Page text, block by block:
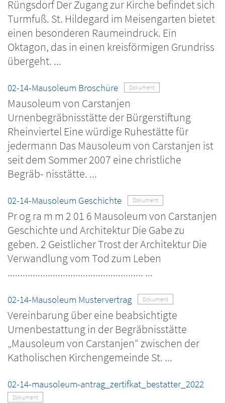
Rüngsdorf Der Zugang zur Kirche befindet sich
Turmfuß. St. Hildegard im Meisengarten bietet
einen besonderen Raumeindruck. Ein
Oktagon, das in einen kreisförmigen Grundriss
übergeht. ...
02-14-Mausoleum Broschüre Dokument
Mausoleum von Carstanjen
Urnenbegräbnisstätte der Bürgerstiftung
Rheinviertel Eine würdige Ruhestätte für
jedermann Das Mausoleum von Carstanjen ist
seit dem Sommer 2007 eine christliche
Begräb- nisstätte. ...
02-14-Mausoleum Geschichte Dokument
Pr og ra m m 2 01 6 Mausoleum von Carstanjen
Geschichte und Architektur Die Gabe zu
geben. 2 Geistlicher Trost der Architektur Die
Verwandlung vom Tod zum Leben
...................................................... ...
02-14-Mausoleum Mustervertrag Dokument
Vereinbarung über eine beabsichtigte
Urnenbestattung in der Begräbnisstätte
„Mausoleum von Carstanjen“ zwischen der
Katholischen Kirchengemeinde St. ...
02-14-mausoleum-antrag_zertifkat_bestatter_2022
Dokument